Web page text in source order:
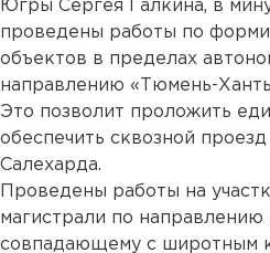
Югры Сергея Галкина, в
проведены работы по
объектов в пределах
направлению «Тюмень-
Это позволит проложить
обеспечить сквозной
Салехарда.
Проведены работы на
магистрали по
совпадающему с широтным